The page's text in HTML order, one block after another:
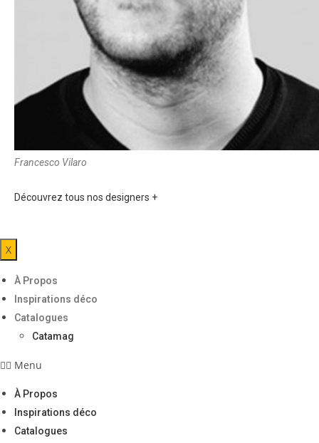
Francesco Vilaro
Découvrez tous nos designers +
X
À Propos
Inspirations déco
Catalogues
Catamag
Menu
À Propos
Inspirations déco
Catalogues